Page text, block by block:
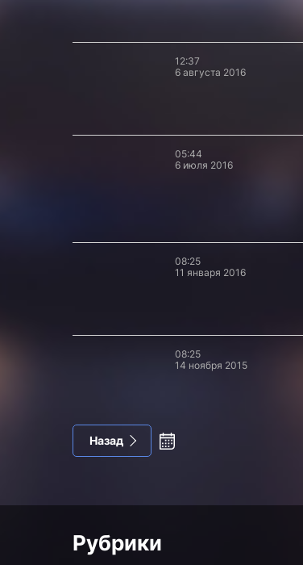
12:37
6 августа 2016
05:44
6 июля 2016
08:25
11 января 2016
08:25
14 ноября 2015
Назад
Рубрики